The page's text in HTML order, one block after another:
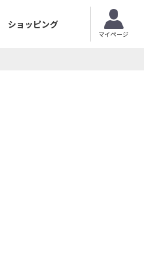
ショッピング
マイページ